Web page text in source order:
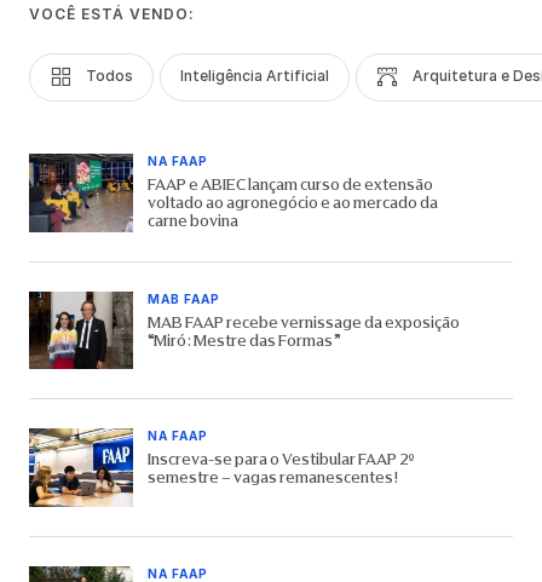
VOCÊ ESTÁ VENDO:
Todos Inteligência Artificial Arquitetura e
NA FAAP
FAAP e ABIEC lançam curso de extensão
voltado ao agronegócio e ao mercado da
carne bovina
MAB FAAP
MAB FAAP recebe vernissage da exposição
“Miró: Mestre das Formas”
NA FAAP
Inscreva-se para o Vestibular FAAP 2º
semestre – vagas remanescentes!
NA FAAP